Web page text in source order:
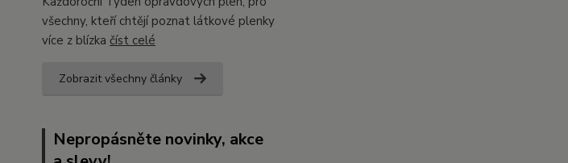
všechny, kteří chtějí poznat látkové plenky
více z blízka číst celé
Zobrazit všechny články
Nepropásněte novinky, akce